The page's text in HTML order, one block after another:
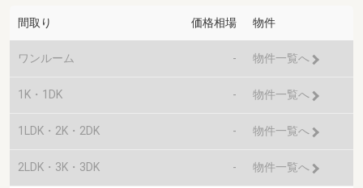
間取り 価格相場 物件
ワンルーム - 物件一覧へ
1K・1DK - 物件一覧へ
1LDK・2K・2DK - 物件一覧へ
2LDK・3K・3DK - 物件一覧へ